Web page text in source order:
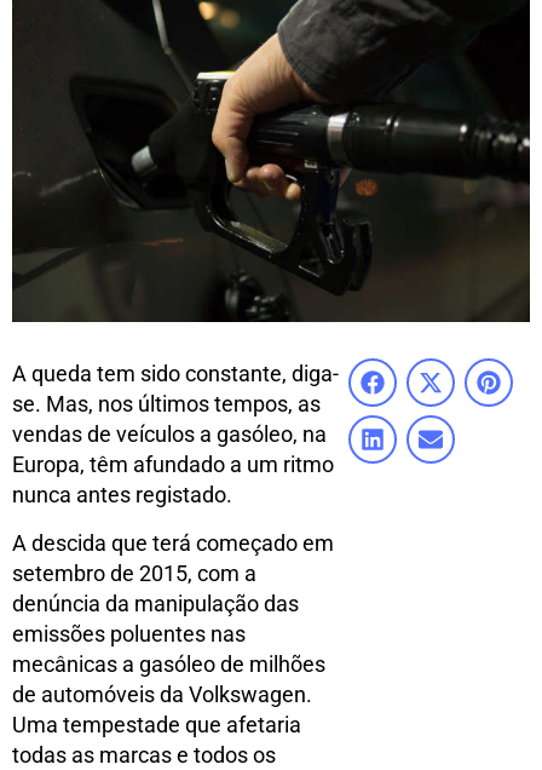
A queda tem sido constante, diga-
se. Mas, nos últimos tempos, as
vendas de veículos a gasóleo, na
Europa, têm afundado a um ritmo
nunca antes registado.
A descida que terá começado em
setembro de 2015, com a
denúncia da manipulação das
emissões poluentes nas
mecânicas a gasóleo de milhões
de automóveis da Volkswagen.
Uma tempestade que afetaria
todas as marcas e todos os